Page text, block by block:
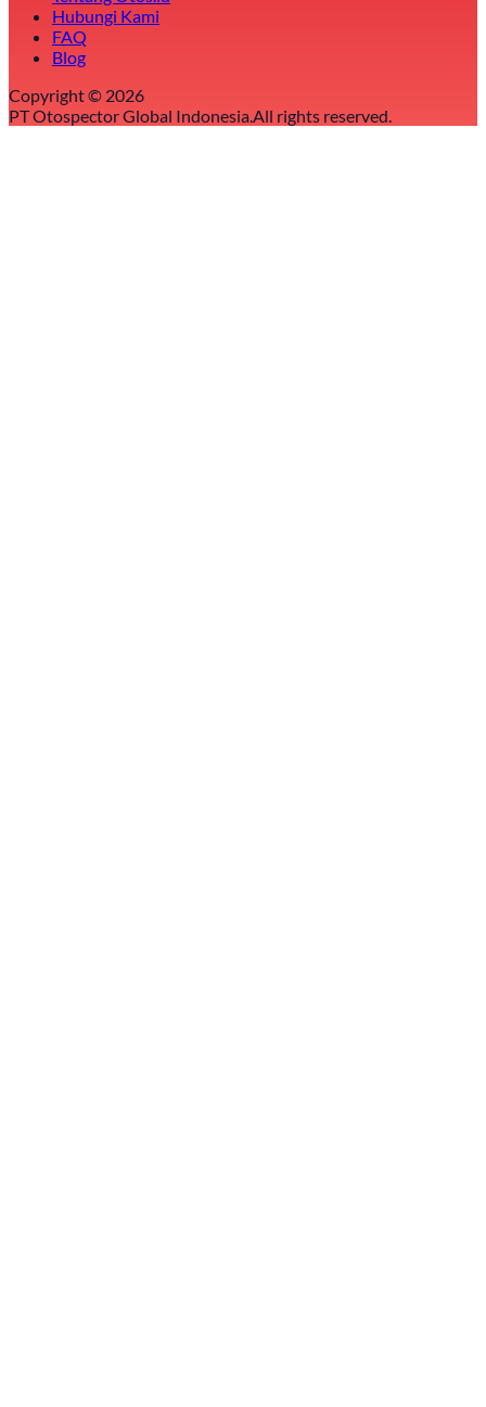
Hubungi Kami
FAQ
Blog
Copyright © 2026
PT Otospector Global Indonesia.All rights reserved.